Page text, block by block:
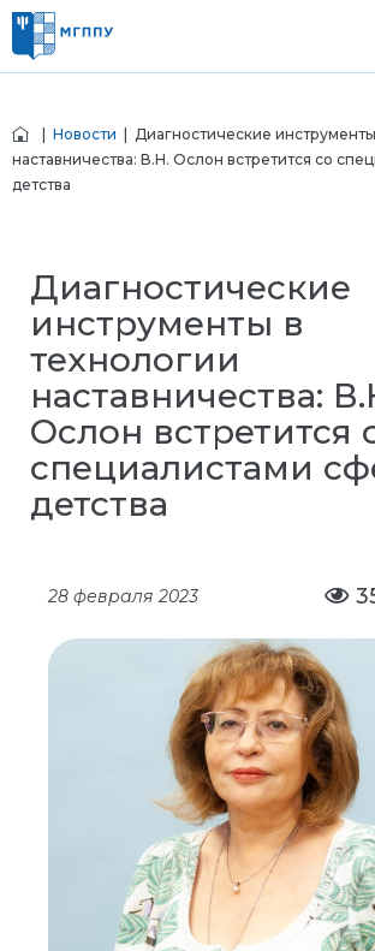
Новости | Диагностические
наставничества: В.Н. Ослон встретится со
детства
Диагностические
инструменты в
технологии
наставничества:
Ослон встретится
специалистами
детства
28 февраля 2023